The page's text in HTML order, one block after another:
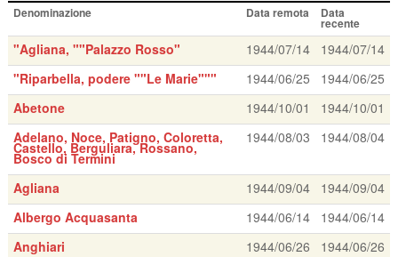
Denominazione Data remota Data
recente
"Agliana, ""Palazzo Rosso" 1944/07/14
1944/07/14
"Riparbella, podere ""Le Marie"""
1944/06/25
1944/06/25
Abetone
1944/10/01
1944/10/01
Adelano, Noce, Patigno, Coloretta,
Castello, Berguliara, Rossano,
Bosco di Termini
1944/08/03 1944/08/04
Agliana 1944/09/04
1944/09/04
Albergo Acquasanta
1944/06/14
1944/06/14
Anghiari
1944/06/26
1944/06/26